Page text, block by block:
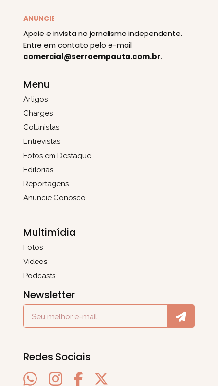
ANUNCIE
Apoie e invista no jornalismo independente.
Entre em contato pelo e-mail
comercial@serraempauta.com.br.
Menu
Artigos
Charges
Colunistas
Entrevistas
Fotos em Destaque
Editorias
Reportagens
Anuncie Conosco
Multimídia
Fotos
Vídeos
Podcasts
Newsletter
Redes Sociais